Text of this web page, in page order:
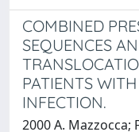
COMBINED
SEQUENCES
PATIENTS
INFECTION.
2000 A. Mazzocca;